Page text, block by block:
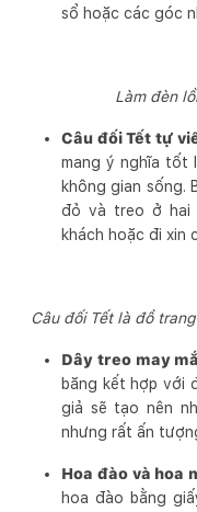
sổ hoặc các góc
Làm đèn
Câu đối Tết tự
mang ý nghĩa tốt
không gian sống.
đỏ và treo ở hai
khách hoặc đi xin
Câu đối Tết là đồ
Dây treo may
băng kết hợp với
giả sẽ tạo nên
nhưng rất ấn
Hoa đào và hoa
hoa đào bằng